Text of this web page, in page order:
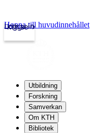
kth.se
Logga in
Hoppa till huvudinnehållet
Utbildning
Forskning
Samverkan
Om KTH
Bibliotek